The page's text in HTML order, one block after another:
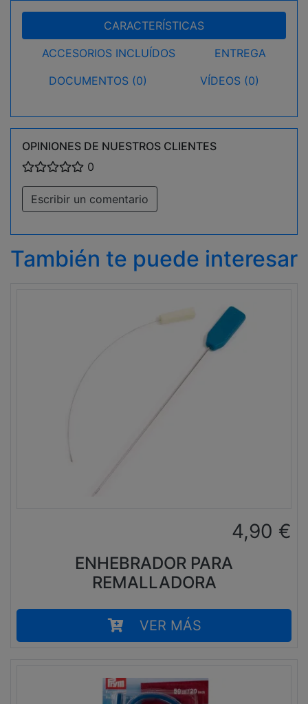
CARACTERÍSTICAS
ACCESORIOS INCLUÍDOS
ENTREGA
DOCUMENTOS (0)
VÍDEOS (0)
OPINIONES DE NUESTROS CLIENTES
0
Escribir un comentario
También te puede interesar
4,90 €
ENHEBRADOR PARA
REMALLADORA
VER MÁS